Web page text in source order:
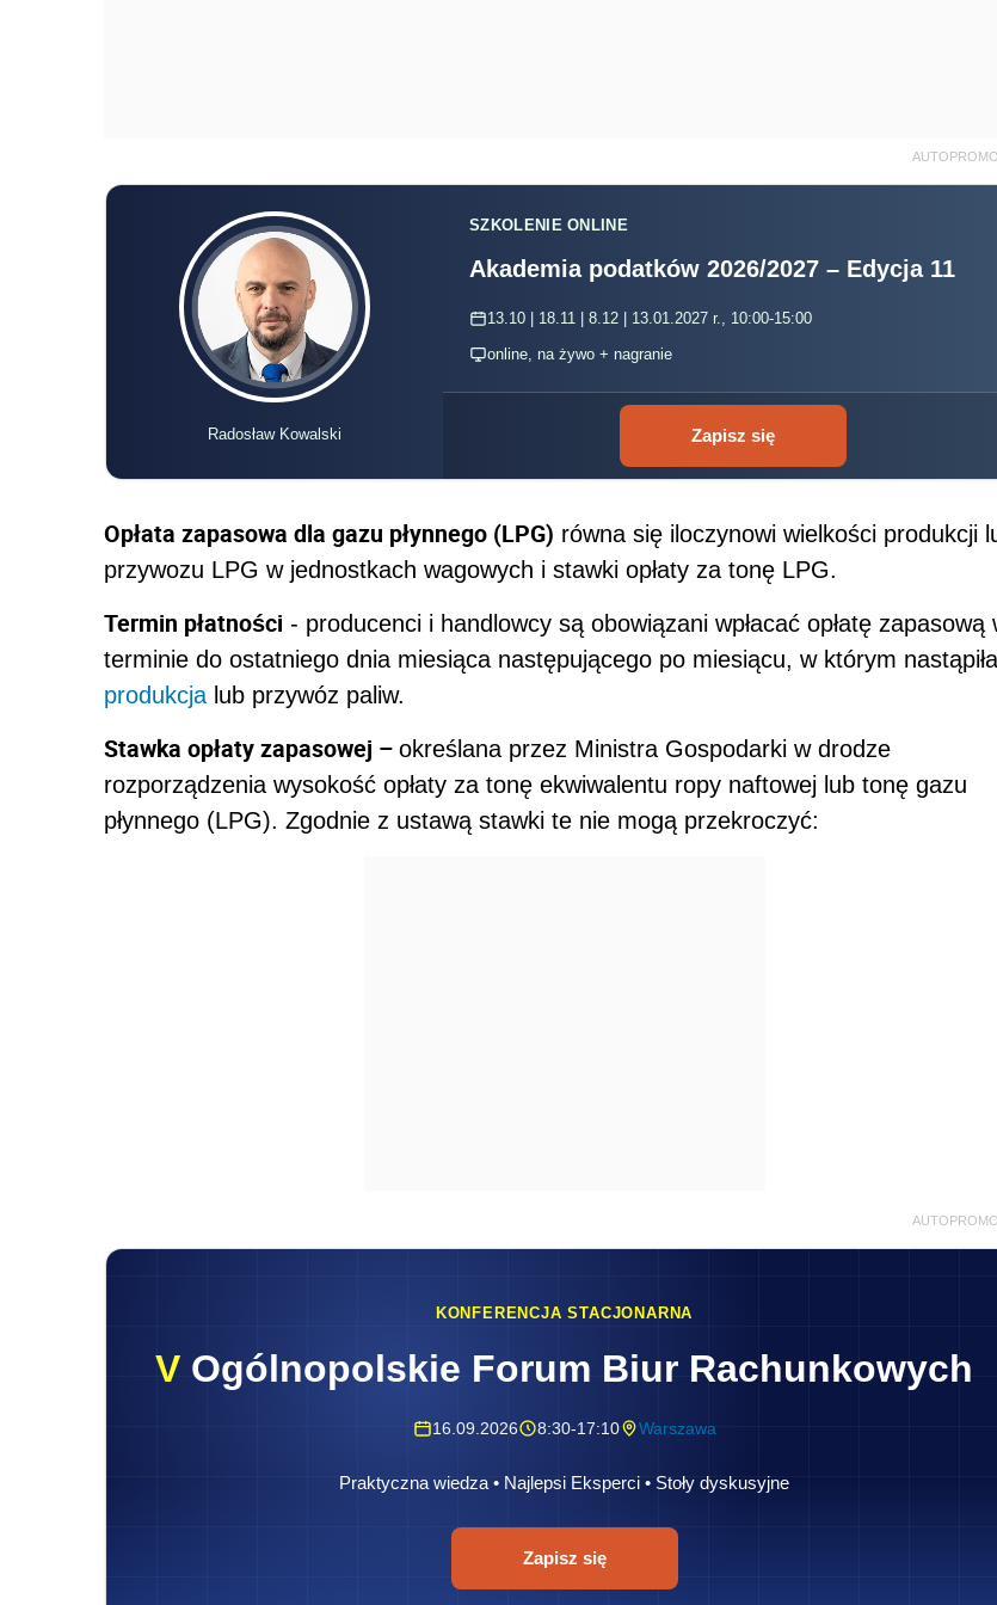
Opłata zapasowa dla gazu płynnego (LPG)
przywozu LPG w jednostkach wagowych i stawki opłaty za tonę LPG.
Termin płatności- producenci i handlowcy są obowiązani wpłacać opłatę zapasową w
terminie do ostatniego dnia miesiąca następującego po miesiącu, w którym nastąpiła
produkcjalub przywóz paliw.
Stawka opłaty zapasowej –
określana przez Ministra Gospodarki w drodze
rozporządzenia wysokość opłaty za tonę ekwiwalentu ropy naftowej lub tonę gazu
90 PLN za tonę ekwiwalentu ropy naftowej,
160 PLN za tonę gazu płynnego (LPG)
Zasady wyliczania opłaty zapasowej
Dla paliw z wyłączeniem gazu płynnego (LPG)